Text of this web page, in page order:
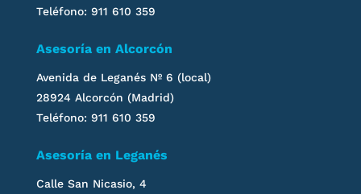
Teléfono: 911 610 359
Asesoría en Alcorcón
Avenida de Leganés Nº 6 (local)
28924 Alcorcón (Madrid)
Teléfono: 911 610 359
Asesoría en Leganés
Calle San Nicasio, 4